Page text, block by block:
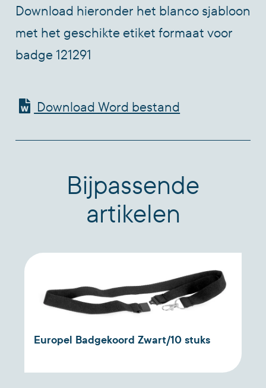
Download hieronder het blanco sjabloon
met het geschikte etiket formaat voor
badge 121291
Download Word bestand
Bijpassende
artikelen
Europel Badgekoord Zwart/10 stuks